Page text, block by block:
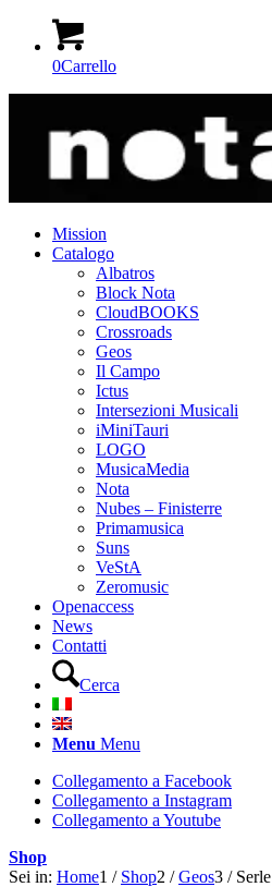
0Carrello
Mission
Catalogo
Albatros
Block Nota
CloudBOOKS
Crossroads
Geos
Il Campo
Ictus
Intersezioni Musicali
iMiniTauri
LOGO
MusicaMedia
Nota
Nubes – Finisterre
Primamusica
Suns
VeStA
Zeromusic
Openaccess
News
Contatti
Cerca
Menu Menu
Collegamento a Facebook
Collegamento a Instagram
Collegamento a Youtube
Shop
Sei in: Home1 / Shop2 / Geos3 / Serle